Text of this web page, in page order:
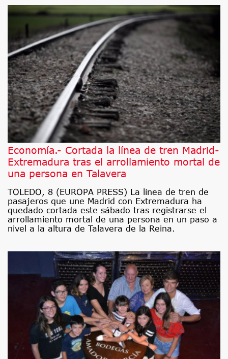
Economía.- Cortada la línea de tren Madrid-
Extremadura tras el arrollamiento mortal de
una persona en Talavera
TOLEDO, 8 (EUROPA PRESS) La línea de tren de
pasajeros que une Madrid con Extremadura ha
quedado cortada este sábado tras registrarse el
arrollamiento mortal de una persona en un paso a
nivel a la altura de Talavera de la Reina.